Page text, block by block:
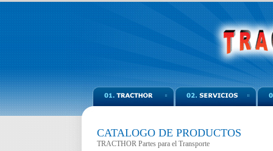
CATALOGO DE PRODUCTOS
TRACTHOR Partes para el Transporte